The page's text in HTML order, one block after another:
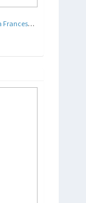
Monumento ai Caduti - Caltanissetta - Opera Francesco e Cosmo Sorgi - 1923